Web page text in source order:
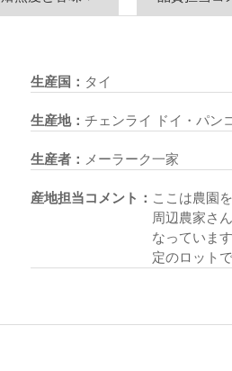
生産国： タイ
生産地： チェンライ ドイ・パン
生産者： メーラーク一家
産地担当コメント： ここは農園
周辺農家さ
なっていま
定のロットで